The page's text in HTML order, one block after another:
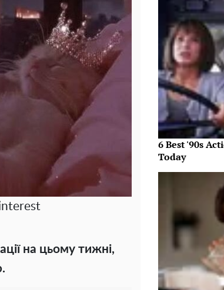
на цьому тижні,
6 Best '90s
Today